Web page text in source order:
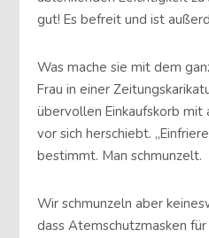
gut! Es befreit und ist
Was mache sie mit dem
Frau in einer
übervollen Einkaufskorb mit
vor sich herschiebt.
bestimmt. Man schmunzelt.
Wir schmunzeln aber
dass Atemschutzmasken